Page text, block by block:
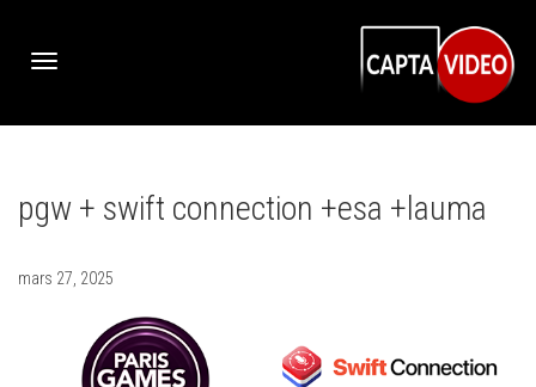
navigation
pgw + swift connection +esa +lauma
mars 27, 2025